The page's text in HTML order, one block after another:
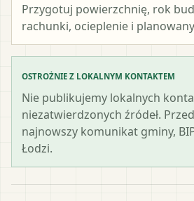
Przygotuj powierzchnię, rok
rachunki, ocieplenie i
OSTROŻNIE Z LOKALNYM KONTAKTEM
Nie publikujemy lokalnych
niezatwierdzonych źródeł.
najnowszy komunikat gminy,
Łodzi.